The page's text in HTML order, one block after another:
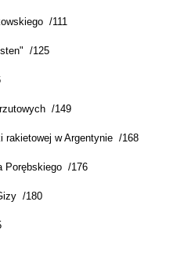
/111
/125
/149
rakietowej w Argentynie /168
Porębskiego /176
/180